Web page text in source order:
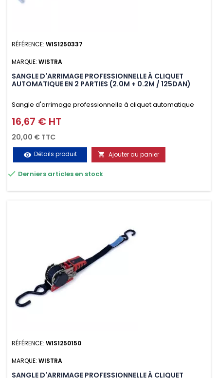
RÉFÉRENCE: WIS1250337
MARQUE: WISTRA
SANGLE D'ARRIMAGE PROFESSIONNELLE À CLIQUET
AUTOMATIQUE EN 2 PARTIES (2.0M + 0.2M / 125DAN)
Sangle d'arrimage professionnelle à cliquet automatique
avec crochet deux doigts soudés en J en 2 parties (2.0M +
0.2M / 125daN), simple et rapide d'utilisation. Permet
d'arrimer et de sécuriser vos chargements pendant le
transport. Matière polyester très résistante aux UV et aux
variations de températures, n'absorbe pas l'eau.
Prix
16,67 € HT
20,00 € TTC
visibility Détails produit  Ajouter au panier
 Derniers articles en stock
RÉFÉRENCE: WIS1250150
MARQUE: WISTRA
SANGLE D'ARRIMAGE PROFESSIONNELLE À CLIQUET